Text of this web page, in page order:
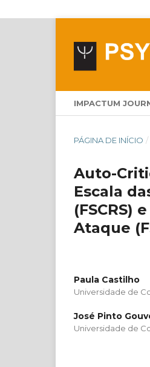
IMPACTUM
PÁGINA DE INÍCIO /
Auto-
Escala
(FSCRS)
Ataque
Paula Castilho
Universidade de
José Pinto
Universidade de